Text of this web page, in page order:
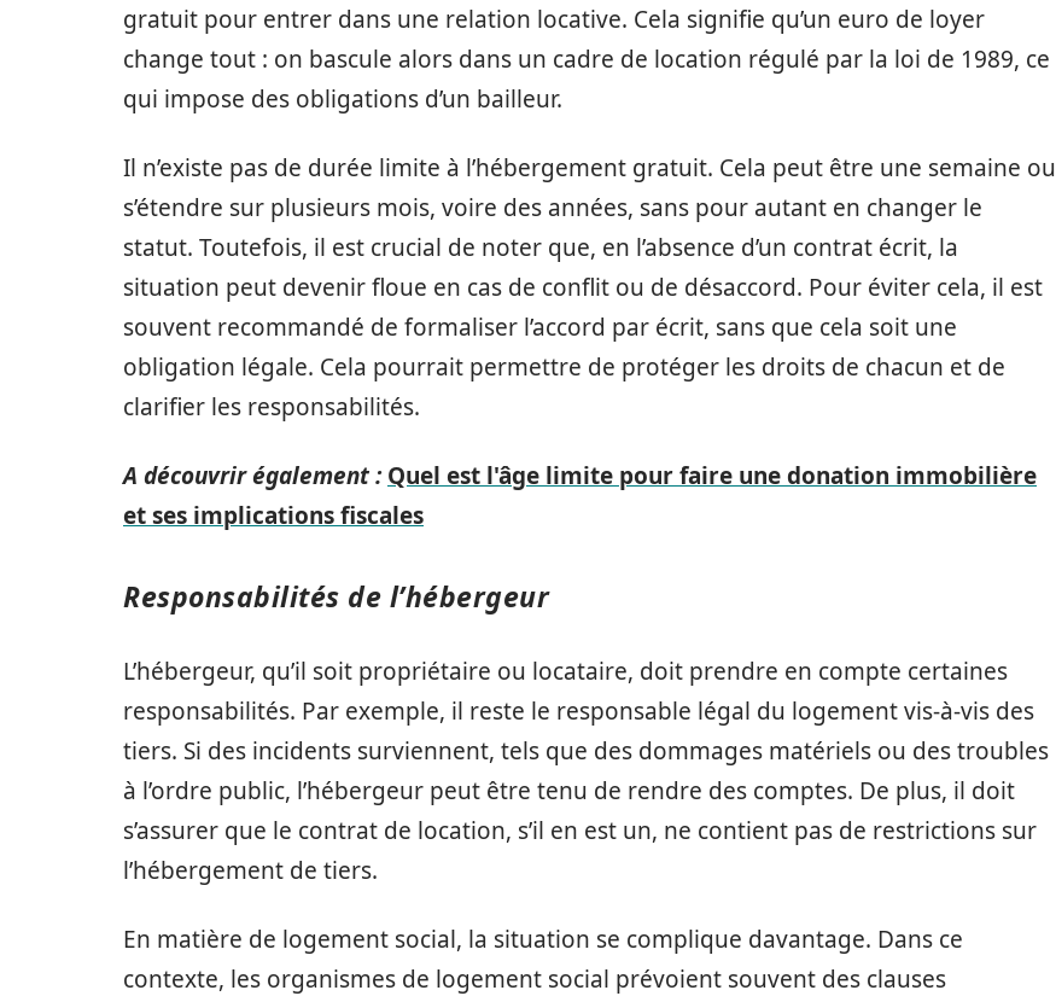
gratuit pour entrer dans une relation locative. Cela signifie qu’un euro de loyer
change tout : on bascule alors dans un cadre de location régulé par la loi de 1989, ce
qui impose des obligations d’un bailleur.
Il n’existe pas de durée limite à l’hébergement gratuit. Cela peut être une semaine ou
s’étendre sur plusieurs mois, voire des années, sans pour autant en changer le
statut. Toutefois, il est crucial de noter que, en l’absence d’un contrat écrit, la
situation peut devenir floue en cas de conflit ou de désaccord. Pour éviter cela, il est
souvent recommandé de formaliser l’accord par écrit, sans que cela soit une
obligation légale. Cela pourrait permettre de protéger les droits de chacun et de
clarifier les responsabilités.
A découvrir également : Quel est l'âge limite pour faire une donation immobilière
et ses implications fiscales
Responsabilités de l’hébergeur
L’hébergeur, qu’il soit propriétaire ou locataire, doit prendre en compte certaines
responsabilités. Par exemple, il reste le responsable légal du logement vis-à-vis des
tiers. Si des incidents surviennent, tels que des dommages matériels ou des troubles
à l’ordre public, l’hébergeur peut être tenu de rendre des comptes. De plus, il doit
s’assurer que le contrat de location, s’il en est un, ne contient pas de restrictions sur
l’hébergement de tiers.
En matière de logement social, la situation se complique davantage. Dans ce
contexte, les organismes de logement social prévoient souvent des clauses